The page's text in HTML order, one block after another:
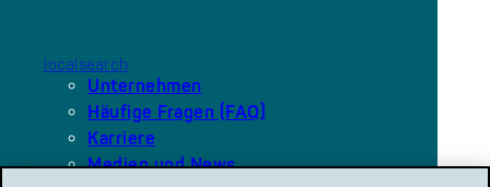
localsearch
Unternehmen
Häufige Fragen (FAQ)
Karriere
Medien und News